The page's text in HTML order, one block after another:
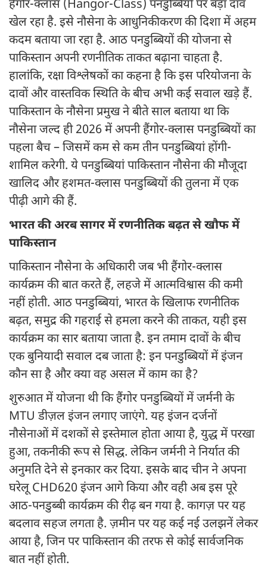
हैंगोर-क्लास (Hangor-Class) पनडुब्बियों पर बड़ा दांव
खेल रहा है. इसे नौसेना के आधुनिकीकरण की दिशा में अहम
कदम बताया जा रहा है. आठ पनडुब्बियों की योजना से
पाकिस्तान अपनी रणनीतिक ताकत बढ़ाना चाहता है.
हालांकि, रक्षा विश्लेषकों का कहना है कि इस परियोजना के
दावों और वास्तविक स्थिति के बीच अभी कई सवाल खड़े हैं.
पाकिस्तान के नौसेना प्रमुख ने बीते साल बताया था कि
नौसेना जल्द ही 2026 में अपनी हैंगोर-क्लास पनडुब्बियों का
पहला बैच – जिसमें कम से कम तीन पनडुब्बियां होंगी-
शामिल करेगी. ये पनडुब्बियां पाकिस्तान नौसेना की मौजूदा
खालिद और हशमत-क्लास पनडुब्बियों की तुलना में एक
पीढ़ी आगे की हैं.
भारत की अरब सागर में रणनीतिक बढ़त से खौफ में
पाकिस्तान
पाकिस्तान नौसेना के अधिकारी जब भी हैंगोर-क्लास
कार्यक्रम की बात करते हैं, लहजे में आत्मविश्वास की कमी
नहीं होती. आठ पनडुब्बियां, भारत के खिलाफ रणनीतिक
बढ़त, समुद्र की गहराई से हमला करने की ताकत, यही इस
कार्यक्रम का सार बताया जाता है. इन तमाम दावों के बीच
एक बुनियादी सवाल दब जाता है: इन पनडुब्बियों में इंजन
कौन सा है और क्या वह असल में काम का है?
शुरुआत में योजना थी कि हैंगोर पनडुब्बियों में जर्मनी के
MTU डीज़ल इंजन लगाए जाएंगे. यह इंजन दर्जनों
नौसेनाओं में दशकों से इस्तेमाल होता आया है, युद्ध में परखा
हुआ, तकनीकी रूप से सिद्ध. लेकिन जर्मनी ने निर्यात की
अनुमति देने से इनकार कर दिया. इसके बाद चीन ने अपना
घरेलू CHD620 इंजन आगे किया और वही अब इस पूरे
आठ-पनडुब्बी कार्यक्रम की रीढ़ बन गया है. कागज़ पर यह
बदलाव सहज लगता है. ज़मीन पर यह कई नई उलझनें लेकर
आया है, जिन पर पाकिस्तान की तरफ से कोई सार्वजनिक
बात नहीं होती.